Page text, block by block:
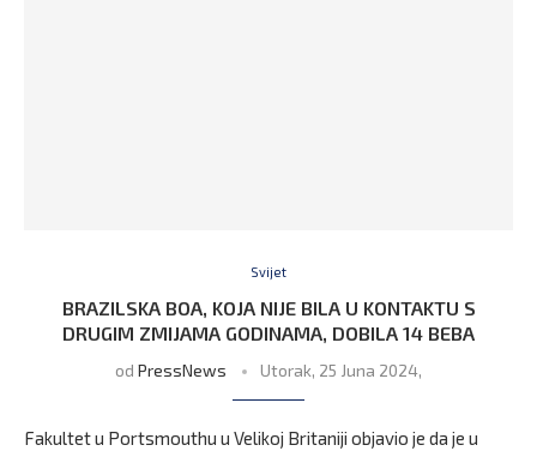
Svijet
BRAZILSKA BOA, KOJA NIJE BILA U KONTAKTU S
DRUGIM ZMIJAMA GODINAMA, DOBILA 14 BEBA
od PressNews Utorak, 25 Juna 2024,
Fakultet u Portsmouthu u Velikoj Britaniji objavio je da je u